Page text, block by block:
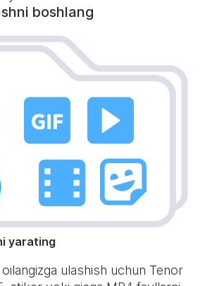
boshlang
yarating
oilangizga ulashish uchun Tenor